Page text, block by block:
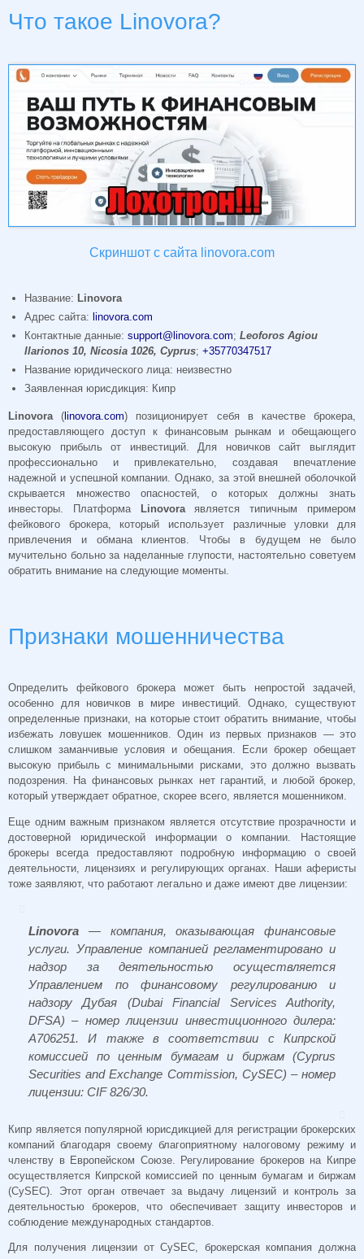
Что такое Linovora?
Скриншот с сайта linovora.com
Название: Linovora
Адрес сайта: linovora.com
Контактные данные:support@linovora.com;Leoforos Agiou
Ilarionos 10, Nicosia 1026, Cyprus;+35770347517
Название юридического лица: неизвестно
Заявленная юрисдикция: Кипр
Linovora (linovora.com) позиционирует себя в качестве брокера,
предоставляющего доступ к финансовым рынкам и обещающего
высокую прибыль от инвестиций. Для новичков сайт выглядит
профессионально и привлекательно, создавая впечатление
надежной и успешной компании. Однако, за этой внешней оболочкой
скрывается множество опасностей, о которых должны знать
инвесторы. Платформа Linovoraявляется типичным примером
фейкового брокера, который использует различные уловки для
привлечения и обмана клиентов. Чтобы в будущем не было
мучительно больно за наделанные глупости, настоятельно советуем
обратить внимание на следующие моменты.
Признаки мошенничества
Определить фейкового брокера может быть непростой задачей,
особенно для новичков в мире инвестиций. Однако, существуют
определенные признаки, на которые стоит обратить внимание, чтобы
избежать ловушек мошенников. Один из первых признаков — это
слишком заманчивые условия и обещания. Если брокер обещает
высокую прибыль с минимальными рисками, это должно вызвать
подозрения. На финансовых рынках нет гарантий, и любой брокер,
который утверждает обратное, скорее всего, является мошенником.
Еще одним важным признаком является отсутствие прозрачности и
достоверной юридической информации о компании. Настоящие
брокеры всегда предоставляют подробную информацию о своей
деятельности, лицензиях и регулирующих органах. Наши аферисты
тоже заявляют, что работают легально и даже имеют две лицензии:
Linovora — компания, оказывающая финансовые
услуги. Управление компанией регламентировано и
надзор за деятельностью осуществляется
Управлением по финансовому регулированию и
надзору Дубая (Dubai Financial Services Authority,
DFSA) – номер лицензии инвестиционного дилера:
A706251. И также в соответствии с Кипрской
комиссией по ценным бумагам и биржам (Cyprus
Securities and Exchange Commission, CySEC) – номер
лицензии: CIF 826/30.
Кипр является популярной юрисдикцией для регистрации брокерских
компаний благодаря своему благоприятному налоговому режиму и
членству в Европейском Союзе. Регулирование брокеров на Кипре
осуществляется Кипрской комиссией по ценным бумагам и биржам
(CySEC). Этот орган отвечает за выдачу лицензий и контроль за
деятельностью брокеров, что обеспечивает защиту инвесторов и
соблюдение международных стандартов.
Для получения лицензии от CySEC, брокерская компания должна